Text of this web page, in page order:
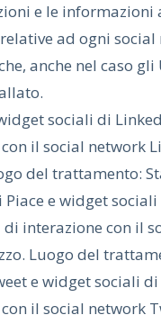
e le informazioni
ad ogni
anche nel caso
sociali di
il social network
del trattamento:
Piace e widget
di interazione con il
Luogo del
e widget sociali
il social network